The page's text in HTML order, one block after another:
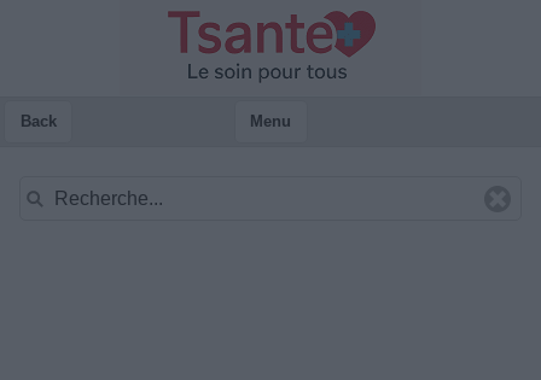
Back Menu